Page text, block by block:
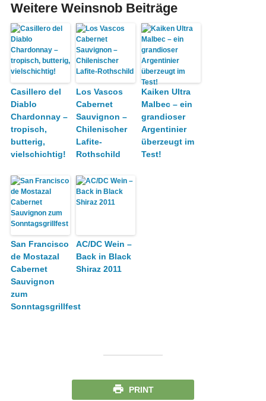
Weitere Weinsnob Beiträge
Casillero del
Diablo
Chardonnay –
tropisch,
butterig,
vielschichtig!
Los Vascos
Cabernet
Sauvignon –
Chilenischer
Lafite-
Rothschild
Kaiken Ultra
Malbec – ein
grandioser
Argentinier
überzeugt im
Test!
San Francisco
de Mostazal
Cabernet
Sauvignon
zum
Sonntagsgrillfest
AC/DC Wein –
Back in Black
Shiraz 2011
PRINT